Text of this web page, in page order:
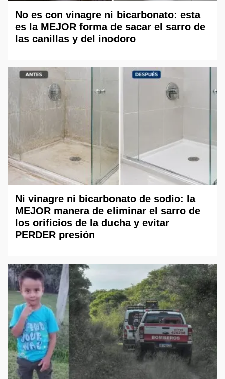
No es con vinagre ni bicarbonato: esta
es la MEJOR forma de sacar el sarro de
las canillas y del inodoro
Ni vinagre ni bicarbonato de sodio: la
MEJOR manera de eliminar el sarro de
los orificios de la ducha y evitar
PERDER presión